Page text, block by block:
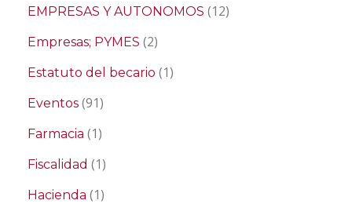
EMPRESAS Y AUTONOMOS (12)
Empresas; PYMES (2)
Estatuto del becario (1)
Eventos (91)
Farmacia (1)
Fiscalidad (1)
Hacienda (1)